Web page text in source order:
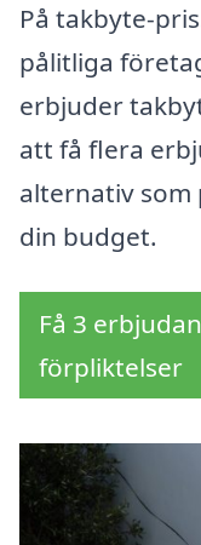
På takbyte-
pålitliga
erbjuder
att få flera
alternativ som
din budget.
Få 3
förpliktelser